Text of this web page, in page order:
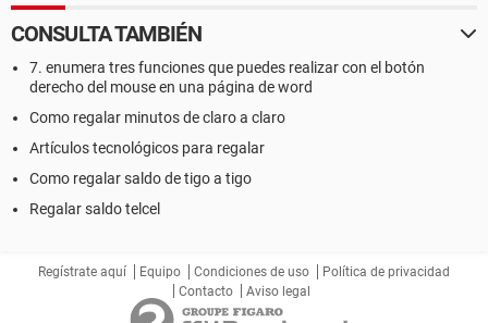
CONSULTA TAMBIÉN
7. enumera tres funciones que puedes realizar con el botón
derecho del mouse en una página de word
Como regalar minutos de claro a claro
Artículos tecnológicos para regalar
Como regalar saldo de tigo a tigo
Regalar saldo telcel
Regístrate aquí Equipo Condiciones de uso
Política de privacidad
Contacto
Aviso legal